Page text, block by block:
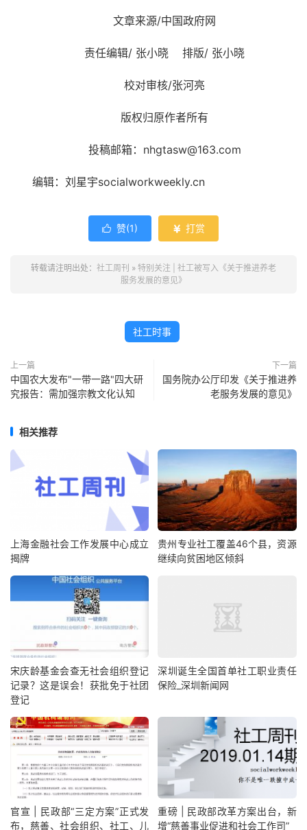
文章来源/中国政府网
责任编辑/ 张小晓 排版/ 张小晓
校对审核/张河亮
版权归原作者所有
投稿邮箱：nhgtasw@163.com
编辑：刘星宇socialworkweekly.cn
 赞(1)  打赏
转载请注明出处： 社工周刊 » 特别关注 | 社工被写入《关于推进养老
服务发展的意见》
社工时事
上一篇
中国农大发布"一带一路"四大研
究报告：需加强宗教文化认知
下一篇
国务院办公厅印发《关于推进养
老服务发展的意见》
相关推荐
上海金融社会工作发展中心成立
揭牌
贵州专业社工覆盖46个县，资源
继续向贫困地区倾斜
宋庆龄基金会查无社会组织登记
记录？这是误会！获批免于社团
登记
深圳诞生全国首单社工职业责任
保险_深圳新闻网
官宣 | 民政部“三定方案”正式发
布，慈善、社会组织、社工、儿
重磅 | 民政部改革方案出台，新
增“慈善事业促进和社会工作司”